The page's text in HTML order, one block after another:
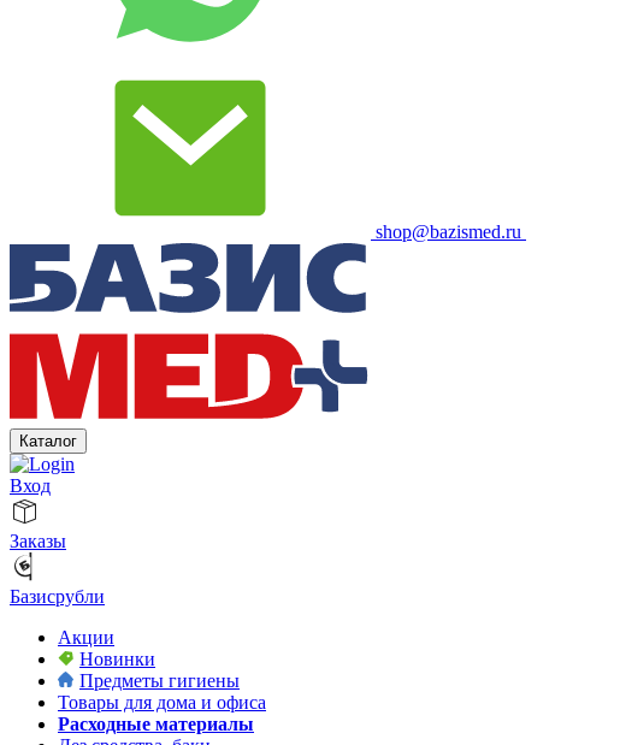
shop@bazismed.ru
Каталог
Вход
Заказы
Базисрубли
Акции
Новинки
Предметы гигиены
Товары для дома и офиса
Расходные материалы